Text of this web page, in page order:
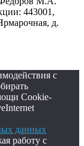
443001,
д.
с
Cookie-
данных
работу с